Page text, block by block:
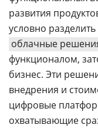
развития
условно
облачные
функционалом,
бизнес. Эти
внедрения и
цифровые
охватывающие